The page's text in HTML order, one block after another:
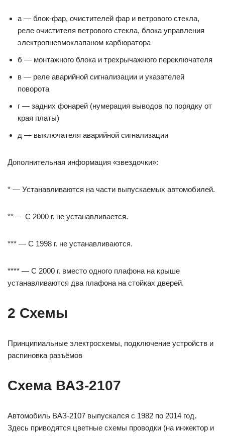
a — блок-фар, очистителей фар и ветрового стекла,
реле очистителя ветрового стекла, блока управления
электропневмоклапаном карбюратора
б — монтажного блока и трехрычажного переключателя
в — реле аварийной сигнализации и указателей
поворота
г — задних фонарей (нумерация выводов по порядку от
края платы)
д — выключателя аварийной сигнализации
Дополнительная информация «звездочки»:
* — Устанавливаются на части выпускаемых автомобилей.
** — С 2000 г. не устанавливается.
*** — С 1998 г. не устанавливаются.
**** — С 2000 г. вместо одного плафона на крыше
устанавливаются два плафона на стойках дверей.
2 Схемы
Принципиальные электросхемы, подключение устройств и
распиновка разъёмов
Схема ВАЗ-2107
Автомобиль ВАЗ-2107 выпускался с 1982 по 2014 год.
Здесь приводятся цветные схемы проводки (на инжектор и